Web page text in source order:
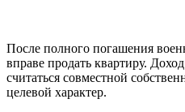
После полного погашения
вправе продать квартиру.
считаться совместной
целевой характер.